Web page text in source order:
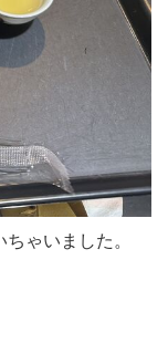
ゃいました。